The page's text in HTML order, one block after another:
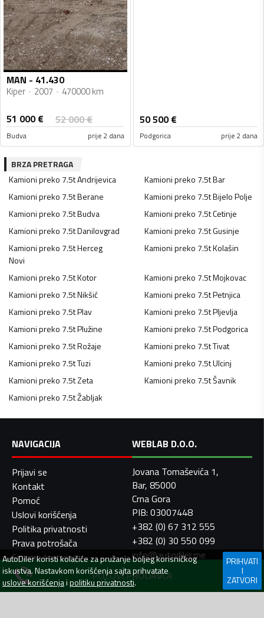
POZOVI PRODAVCA
MAN - 41.430
Kiper 2007 470000 km
51 000€ 52 000€
Budva prije 2 dana
50 500€
Podgorica prije 2 dana
BRZA PRETRAGA
Kamioni preko 7.5tAndrijevica Kamioni preko 7.5tBar
Kamioni preko 7.5tBerane Kamioni preko 7.5tBijelo Polje
Kamioni preko 7.5tBudva Kamioni preko 7.5tCetinje
Kamioni preko 7.5tDanilovgrad Kamioni preko 7.5tGusinje
Kamioni preko 7.5tHerceg
Novi
Kamioni preko 7.5tKolašin
Kamioni preko 7.5tKotor Kamioni preko 7.5tMojkovac
Kamioni preko 7.5tNikšić Kamioni preko 7.5tPetnjica
Kamioni preko 7.5tPlav Kamioni preko 7.5tPljevlja
Kamioni preko 7.5tPlužine Kamioni preko 7.5tPodgorica
Kamioni preko 7.5tRožaje Kamioni preko 7.5tTivat
Kamioni preko 7.5tTuzi Kamioni preko 7.5tUlcinj
Kamioni preko 7.5tZeta Kamioni preko 7.5tŠavnik
Kamioni preko 7.5tŽabljak
NAVIGACIJA
Prijavi se
Kontakt
Pomoć
Uslovi korišćenja
Politika privatnosti
Prava potrošača
Sigurna trgovina
WEBLAB D.O.O.
Jovana Tomaševića 1,
Bar, 85000
Crna Gora
PIB: 03007448
+382 (0) 67 312 555
+382 (0) 30 550 099
info@autodiler.me
AutoDilerkoristi kolačiće za pružanje boljeg korisničkog
iskustva. Nastavkom korišćenja sajta prihvatate
uslove korišćenjaipolitiku privatnosti.
PRIHVATI
I
ZATVORI